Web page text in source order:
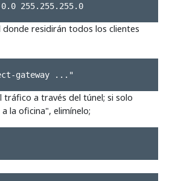
255.255.255.0
residirán todos los clientes
gateway ..."
a través del túnel; si solo
la oficina", elimínelo;